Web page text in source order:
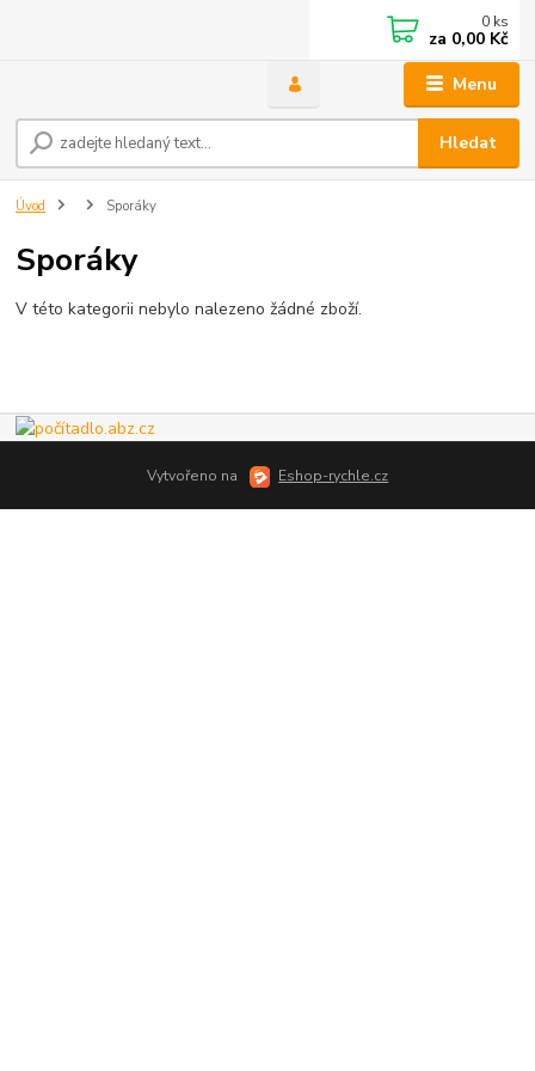
Menu
Hledat
0 ks
za 0,00 Kč
Úvod Sporáky
Sporáky
V této kategorii nebylo nalezeno žádné zboží.
Vytvořeno na Eshop-rychle.cz